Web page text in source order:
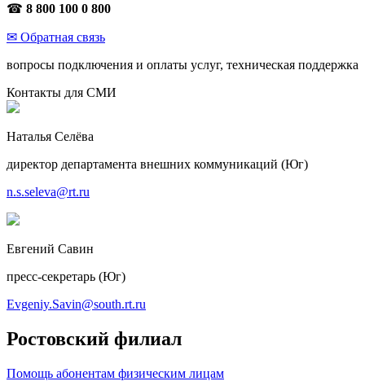
☎ 8 800 100 0 800
✉ Обратная связь
вопросы подключения и оплаты услуг, техническая поддержка
Контакты для СМИ
Наталья Селёва
директор департамента внешних коммуникаций (Юг)
n.s.seleva@rt.ru
Евгений Савин
пресс-секретарь (Юг)
Evgeniy.Savin@south.rt.ru
Ростовский филиал
Помощь абонентам физическим лицам